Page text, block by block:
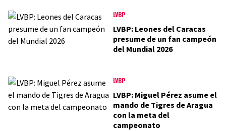
LVBP
LVBP: Leones del Caracas
presume de un fan campeón
del Mundial 2026
LVBP
LVBP: Miguel Pérez asume el
mando de Tigres de Aragua
con la meta del
campeonato